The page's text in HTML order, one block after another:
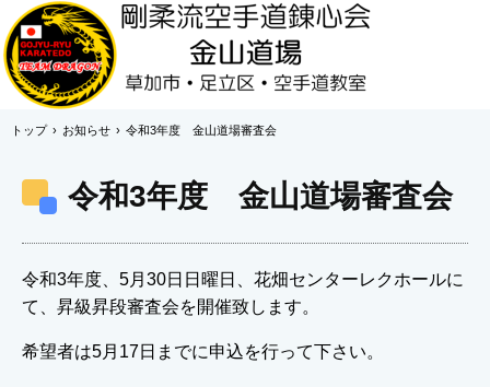
トップ › お知らせ › 令和3年度 金山道場審査会
令和3年度 金山道場審査会
令和3年度、5月30日日曜日、花畑センターレクホールに
て、昇級昇段審査会を開催致します。
希望者は5月17日までに申込を行って下さい。